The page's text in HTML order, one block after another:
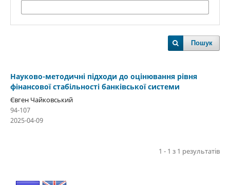
Пошук
Науково-методичні підходи до оцінювання рівня
фінансової стабільності банківської системи
Євген Чайковський
94-107
2025-04-09
1 - 1 з 1 результатів